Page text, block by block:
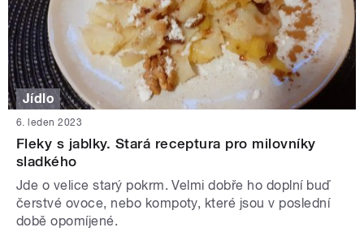
Jídlo
6. leden 2023
Fleky s jablky. Stará receptura pro milovníky
sladkého
Jde o velice starý pokrm. Velmi dobře ho doplní buď
čerstvé ovoce, nebo kompoty, které jsou v poslední
době opomíjené.